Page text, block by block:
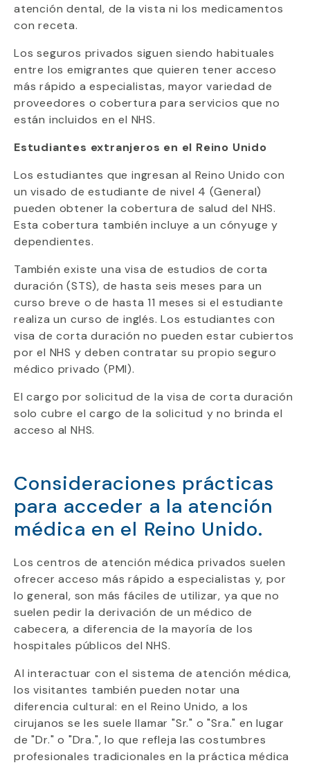
atención dental, de la vista ni los medicamentos
con receta.
Los seguros privados siguen siendo habituales
entre los emigrantes que quieren tener acceso
más rápido a especialistas, mayor variedad de
proveedores o cobertura para servicios que no
están incluidos en el NHS.
Estudiantes extranjeros en el Reino Unido
Los estudiantes que ingresan al Reino Unido con
un visado de estudiante de nivel 4 (General)
pueden obtener la cobertura de salud del NHS.
Esta cobertura también incluye a un cónyuge y
dependientes.
También existe una visa de estudios de corta
duración (STS), de hasta seis meses para un
curso breve o de hasta 11 meses si el estudiante
realiza un curso de inglés. Los estudiantes con
visa de corta duración no pueden estar cubiertos
por el NHS y deben contratar su propio seguro
médico privado (PMI).
El cargo por solicitud de la visa de corta duración
solo cubre el cargo de la solicitud y no brinda el
acceso al NHS.
Consideraciones prácticas
para acceder a la atención
médica en el Reino Unido.
Los centros de atención médica privados suelen
ofrecer acceso más rápido a especialistas y, por
lo general, son más fáciles de utilizar, ya que no
suelen pedir la derivación de un médico de
cabecera, a diferencia de la mayoría de los
hospitales públicos del NHS.
Al interactuar con el sistema de atención médica,
los visitantes también pueden notar una
diferencia cultural: en el Reino Unido, a los
cirujanos se les suele llamar "Sr." o "Sra." en lugar
de "Dr." o "Dra.", lo que refleja las costumbres
profesionales tradicionales en la práctica médica